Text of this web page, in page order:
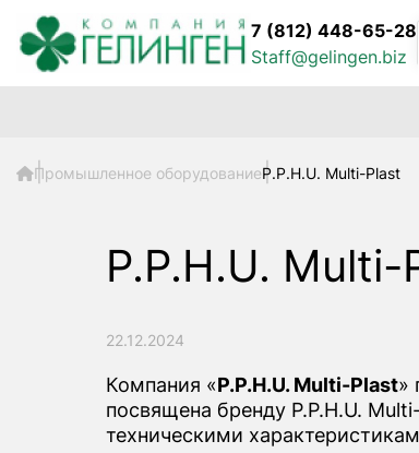
7 (812) 448-65-28
Staff@gelingen.biz
Промышленное оборудованиеP.P.H.U. Multi-Plast
P.P.H.U. Multi-
22.12.2024
Компания «P.P.H.U. Multi-Plast»
посвящена бренду P.P.H.U.
техническими